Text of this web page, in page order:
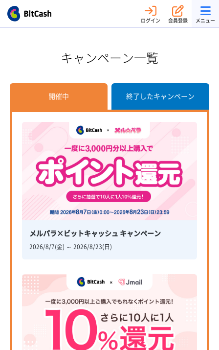
ログイン 会員登録 メニュー
キャンペーン一覧
開催中 終了したキャンペーン
メルパラ×ビットキャッシュ キャンペーン
2026/8/7(金) ～ 2026/8/23(日)